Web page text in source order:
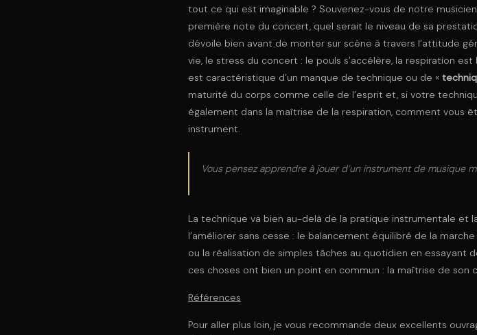
tout ce qui est imaginable ? Souvenez-vous de notre
première note du concert, quel serait le niveau de sa
dévoile bien avant de monter sur scène à travers l’attitude
vie, le stress du concert : le pouls s’accélère, la respiration
est caractéristique d’un manque de technique ou de «
maturité du corps comme celle de l’esprit et, si votre
également dans la maîtrise de la respiration, comment vous
instrument.
Vous pensez apprendre à jouer d’un instrument de musique
La technique va bien au-delà de la pratique instrumentale et
l’améliorer sans cesse : le balancement équilibré de la
ou la réalisation de simples tâches au quotidien en essayant
ces choses ont bien un point en commun : la maîtrise de son
Références
Pour aller plus loin, je vous recommande deux excellents